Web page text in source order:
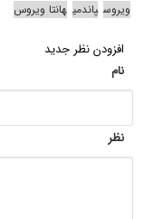
ویروس پاندمی هانتا ویروس
افزودن نظر جدید
نام
نظر